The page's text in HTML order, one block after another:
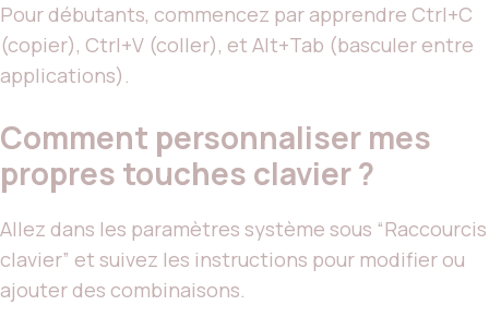
Pour débutants, commencez par apprendre Ctrl+C
(copier), Ctrl+V (coller), et Alt+Tab (basculer entre
applications).
Comment personnaliser mes
propres touches clavier ?
Allez dans les paramètres système sous “Raccourcis
clavier” et suivez les instructions pour modifier ou
ajouter des combinaisons.